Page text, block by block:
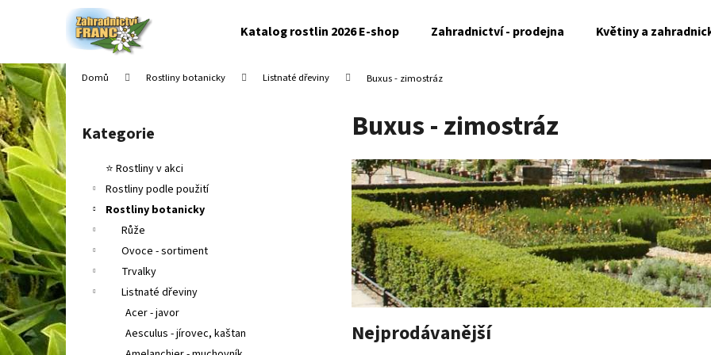
Katalog rostlin 2026 E-shop Zahradnictví - prodejna Květiny a
Domů Rostliny botanicky Listnaté dřeviny Buxus - zimostráz
P
o
s
t
r
a
n
n
í
p
a
n
Přeskočit
kategorie
Kategorie
⭐ Rostliny v akci
Rostliny podle použití
Rostliny botanicky
Růže
Ovoce - sortiment
Trvalky
Listnaté dřeviny
Acer - javor
Aesculus - jírovec, kaštan
Buxus - zimostráz
Nejprodávanější
í
k
Zpět
do
obchodu
Zpět
do
obchodu
Co potřebujete najít?
Doporučujeme